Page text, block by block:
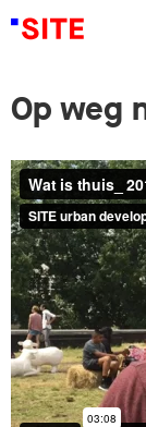
Op weg